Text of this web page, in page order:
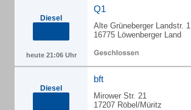
Diesel
heute 21:06 Uhr
Q1
Alte Grüneberger Landstr. 1
16775 Löwenberger Land
Diesel
bft
Mirower Str. 21
17207 Röbel/Müritz